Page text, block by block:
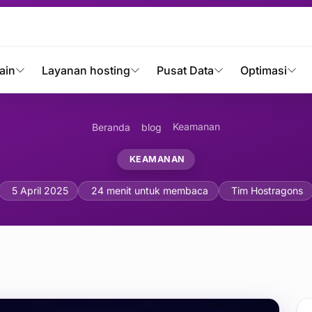
Layanan hosting Pusat Data Optimasi
Beranda blog Keamanan
KEAMANAN
Penyimpanan Cloud:
5 April 2025 24 menit untuk membaca Tim Hostragons